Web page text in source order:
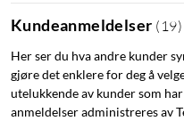
Den svarte fargen på
inn i bakgrunnen. Den 10
LED-pærer som er montert
brukes både inne og ute.
Kundeanmeldelser ( 19)
Her ser du hva andre kunder
gjøre det enklere for deg å
utelukkende av kunder som
anmeldelser administreres av